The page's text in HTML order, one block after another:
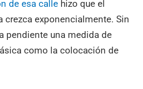
de esa calle hizo que el
crezca exponencialmente. Sin
pendiente una medida de
como la colocación de